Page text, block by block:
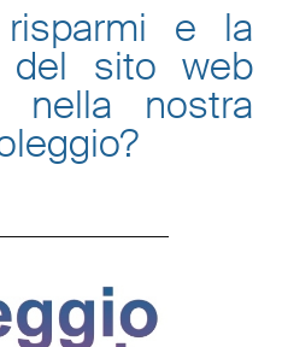
e la
del sito web
nella nostra
?